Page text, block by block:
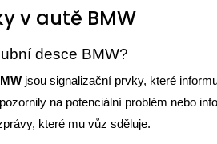
v autě BMW
desce BMW?
jsou signalizační prvky, které
na potenciální problém nebo
které mu vůz sděluje.